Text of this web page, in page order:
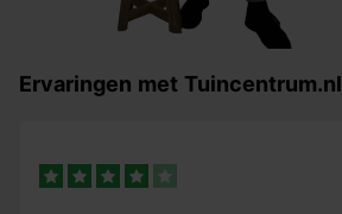
Ervaringen met Tuincentrum.nl